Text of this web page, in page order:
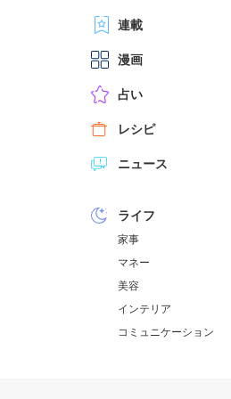
連載
漫画
占い
レシピ
ニュース
ライフ
家事
マネー
美容
インテリア
コミュニケーション